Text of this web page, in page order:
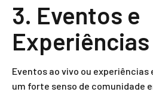
3. Eventos e
Experiências
Eventos ao vivo ou
um forte senso de comunidade